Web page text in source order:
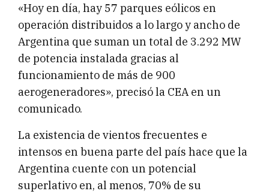
«Hoy en día, hay 57 parques eólicos en
operación distribuidos a lo largo y ancho de
Argentina que suman un total de 3.292 MW
de potencia instalada gracias al
funcionamiento de más de 900
aerogeneradores», precisó la CEA en un
comunicado.
La existencia de vientos frecuentes e
intensos en buena parte del país hace que la
Argentina cuente con un potencial
superlativo en, al menos, 70% de su